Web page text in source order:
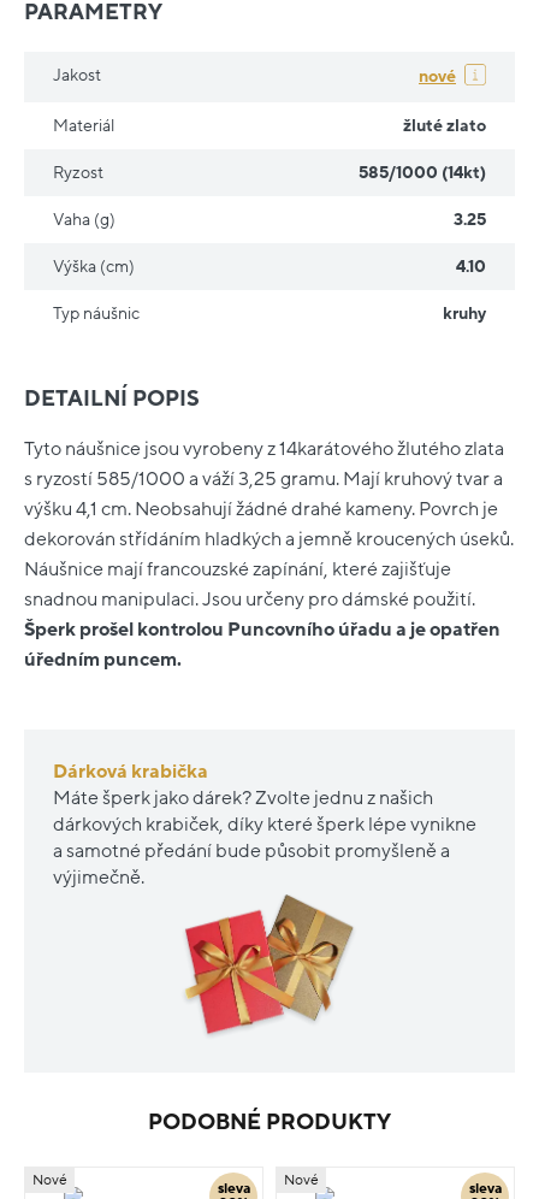
DETAILNÍ POPIS
Tyto náušnice jsou vyrobeny z 14karátového žlutého zlata
s ryzostí 585/1000 a váží 3,25 gramu. Mají kruhový tvar a
výšku 4,1 cm. Neobsahují žádné drahé kameny. Povrch je
dekorován střídáním hladkých a jemně kroucených úseků.
Náušnice mají francouzské zapínání, které zajišťuje
snadnou manipulaci. Jsou určeny pro dámské použití.
Šperk prošel kontrolou Puncovního úřadu a je opatřen
úředním puncem.
Dárková krabička
Máte šperk jako dárek? Zvolte jednu z našich
dárkových krabiček, díky které šperk lépe vynikne
a samotné předání bude působit promyšleně a
výjimečně.
PARAMETRY
Jakost nové
Materiál žluté zlato
Ryzost 585/1000 (14kt)
Vaha (g) 3.25
Výška (cm) 4.10
Typ náušnic kruhy
PODOBNÉ PRODUKTY
sleva
Nové
sleva
Nové